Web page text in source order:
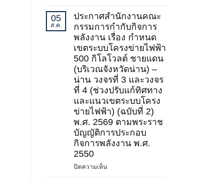
ราช
บัญญัติ
ว่า
ด้วย
การ
เวนคืน
และ
การ
ได้
มา
ซึ่ง
อสังหาริมทรัพย์
(ฉบับ
ที่
2)
2569
05
ส.ค.
ประกาศสำนักงานคณะ
กรรมการกำกับกิจการ
พลังงาน เรื่อง กำหนด
เขตระบบโครงข่ายไฟฟ้า
500 กิโลโวลต์ ชายแดน
(บริเวณจังหวัดน่าน) –
น่าน วงจรที่ 3 และวงจร
ที่ 4 (ช่วงปรับแก้ทิศทาง
และแนวเขตระบบโครง
ข่ายไฟฟ้า) (ฉบับที่ 2)
พ.ศ. 2569 ตามพระราช
บัญญัติการประกอบ
กิจการพลังงาน พ.ศ.
2550
ปิดความเห็นบน